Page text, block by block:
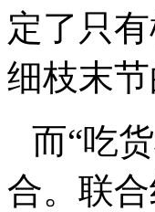
定了只
细枝末
而“吃
合。联